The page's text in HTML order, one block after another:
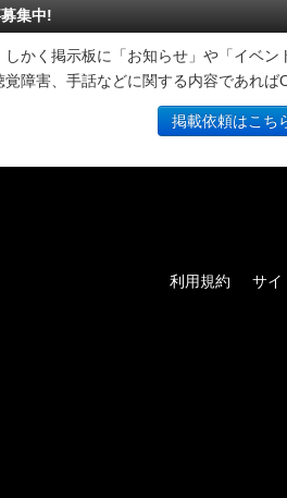
集中!
しかく掲示板に「お知らせ」や「イベン
覚障害、手話などに関する内容であれば
掲載依頼はこち
利用規約 サイ